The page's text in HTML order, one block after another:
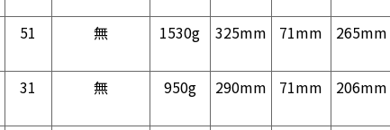
51 無 1530g 325mm 71mm 265mm
31 無 950g 290mm 71mm 206mm